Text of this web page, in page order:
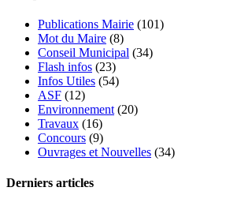
Publications Mairie (101)
Mot du Maire (8)
Conseil Municipal (34)
Flash infos (23)
Infos Utiles (54)
ASF (12)
Environnement (20)
Travaux (16)
Concours (9)
Ouvrages et Nouvelles (34)
Derniers articles